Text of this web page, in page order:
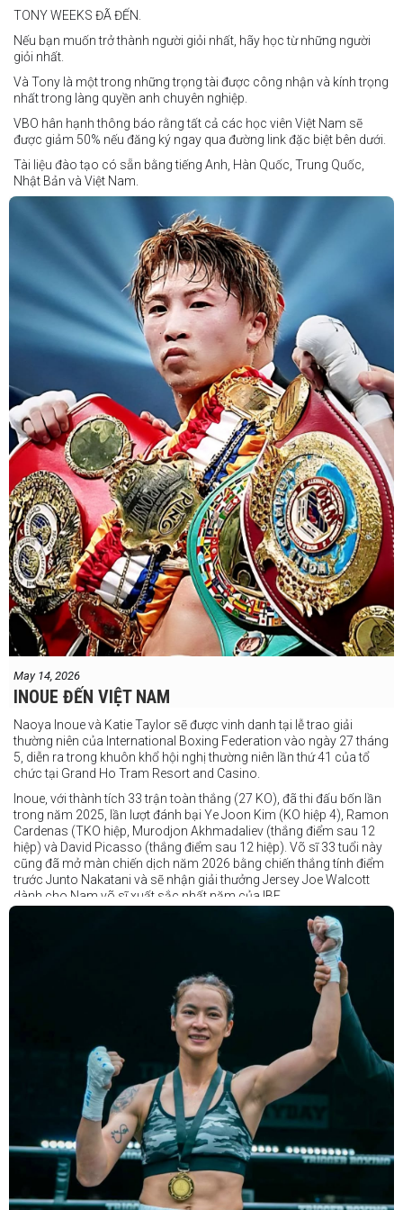
Vincent Siordia vs Kresler Tenorio
Jeffer Rhoy Mendoza vs Eranio Pisador
Mikko Camingawan vs Rovick Embuscado
Meredy Michael vs Aisah Alico
Ian Carl Muyso vs Marvin Zamora
Franz Carl Muyso vs Ariel Antonio
Hãy rủ bạn bè và gia đình cùng tham gia để tận hưởng một ngày
tuyệt vời và chứng kiến QUYỀN ANH Ở ĐỈNH CAO NHẤT!
TONY WEEKS ĐÃ ĐẾN.
Nếu bạn muốn trở thành người giỏi nhất, hãy học từ những người
giỏi nhất.
Và Tony là một trong những trọng tài được công nhận và kính trọng
nhất trong làng quyền anh chuyên nghiệp.
VBO hân hạnh thông báo rằng tất cả các học viên Việt Nam sẽ
được giảm 50% nếu đăng ký ngay qua đường link đặc biệt bên dưới.
Tài liệu đào tạo có sẵn bằng tiếng Anh, Hàn Quốc, Trung Quốc,
Nhật Bản và Việt Nam.
Số lượng chỗ có hạn, hãy nhanh tay đăng ký!
May 14, 2026
INOUE ĐẾN VIỆT NAM
Naoya Inoue và Katie Taylor sẽ được vinh danh tại lễ trao giải
thường niên của International Boxing Federation vào ngày 27 tháng
5, diễn ra trong khuôn khổ hội nghị thường niên lần thứ 41 của tổ
chức tại Grand Ho Tram Resort and Casino.
Inoue, với thành tích 33 trận toàn thắng (27 KO), đã thi đấu bốn lần
trong năm 2025, lần lượt đánh bại Ye Joon Kim (KO hiệp 4), Ramon
Cardenas (TKO hiệp, Murodjon Akhmadaliev (thắng điểm sau 12
hiệp) và David Picasso (thắng điểm sau 12 hiệp). Võ sĩ 33 tuổi này
cũng đã mở màn chiến dịch năm 2026 bằng chiến thắng tính điểm
trước Junto Nakatani và sẽ nhận giải thưởng Jersey Joe Walcott
dành cho Nam võ sĩ xuất sắc nhất năm của IBF.
Trong khi đó, Katie Taylor sẽ được trao danh hiệu Nữ võ sĩ xuất sắc
Dù chỉ thi đấu một trận trong năm 2025, nhưng đó lại là một trong
những màn trình diễn ấn tượng nhất trong sự nghiệp lẫy lừng với
thành tích 25 thắng - 1 thua (6 KO) của Taylor. Cô đã đánh bại đối
thủ lâu năm Amanda Serrano bằng chiến thắng tính điểm đồng
thuận trong trận thứ ba — và có thể là cuối cùng — của cặp đấu này
tại Madison Square Garden vào tháng 7.
Chiến thắng này nối tiếp hai trận thắng gây nhiều tranh cãi trước
Serrano vào các năm 2022 và 2024. Tuy nhiên lần này, không còn
bất kỳ nghi ngờ nào khi Taylor hoàn toàn vượt trội trong suốt 10
Sẽ còn thêm nhiều thông tin sắp được cập nhật